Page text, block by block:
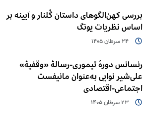
بررسی کهن‌الگوهای داستان گُلنار و آیینه بر
اساس نظریات یونگ
24 سرطان 1405
رنسانس دورۀ تیموری-رسالۀ «وقفیۀ»
علی‌شیر نوایی به‌عنوان مانیفست
اجتماعی-اقتصادی
23 سرطان 1405